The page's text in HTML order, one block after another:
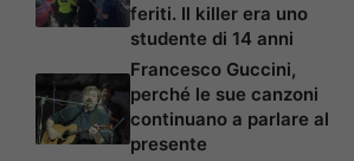
feriti. Il killer era uno
studente di 14 anni
Francesco Guccini,
perché le sue canzoni
continuano a parlare al
presente